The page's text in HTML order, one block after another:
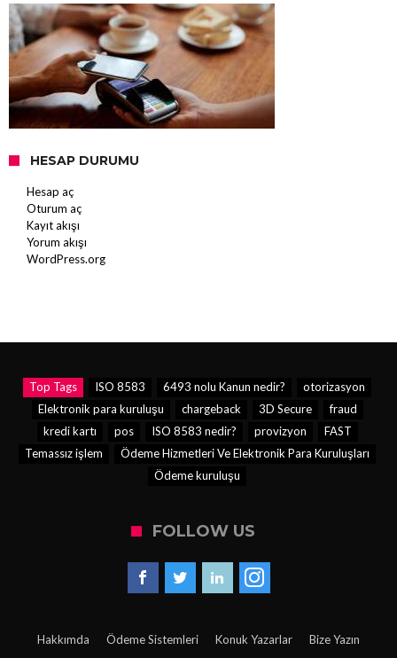
HESAP DURUMU
Hesap aç
Oturum aç
Kayıt akışı
Yorum akışı
WordPress.org
Top Tags ISO 8583 6493 nolu Kanun nedir?
otorizasyon
Elektronik para kuruluşu
chargeback 3D Secure
fraud
kredi kartı
pos ISO 8583 nedir? provizyon
FAST
Temassız işlem
Ödeme Hizmetleri Ve Elektronik Para Kuruluşları
Ödeme kuruluşu
FOLLOW US
Hakkımda Ödeme Sistemleri Konuk Yazarlar Bize Yazın